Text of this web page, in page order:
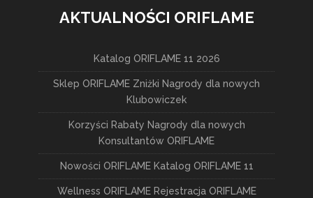
AKTUALNOŚCI ORIFLAME
Katalog ORIFLAME 11 2026
Sklep ORIFLAME Zniżki Nagrody dla nowych
Klubowiczek
Korzyści Rabaty Nagrody dla nowych
Konsultantów ORIFLAME
Nowości ORIFLAME Katalog ORIFLAME 11
Wellness ORIFLAME Rejestracja ORIFLAME